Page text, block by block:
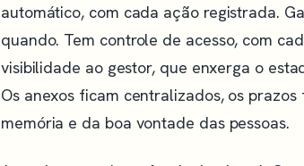
automático, com cada ação registrada.
quando. Tem controle de acesso, com
visibilidade ao gestor, que enxerga o
Os anexos ficam centralizados, os
memória e da boa vontade das pessoas.